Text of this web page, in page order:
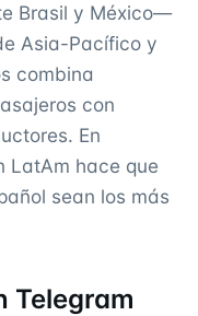
Brasil y México—
Asia-Pacífico y
combina
con
En
LatAm hace que
sean los más
Telegram